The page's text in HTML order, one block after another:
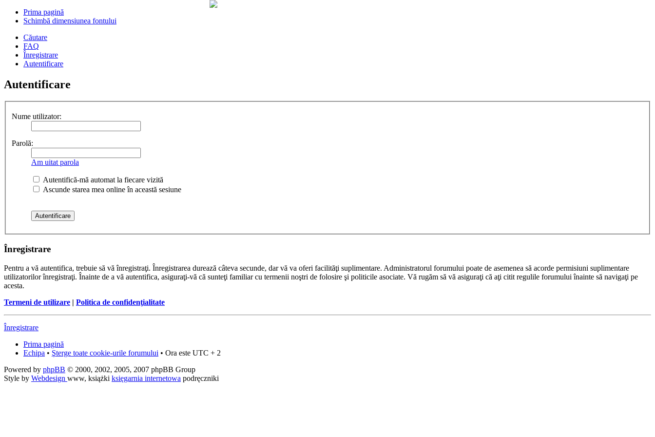
Prima pagină
Schimbă dimensiunea fontului
Căutare
FAQ
Înregistrare
Autentificare
Autentificare
Nume utilizator:
Parolă:
Am uitat parola
Autentifică-mă automat la fiecare vizită
Ascunde starea mea online în această sesiune
Înregistrare
Pentru a vă autentifica, trebuie să vă înregistraţi. Înregistrarea durează câteva secunde, dar vă va oferi facilităţi suplimentare. Administratorul forumului poate de asemenea să acorde permisiuni suplimentare
utilizatorilor înregistraţi. Înainte de a vă autentifica, asiguraţi-vă că sunteţi familiar cu termenii noştri de folosire şi politicile asociate. Vă rugăm să vă asiguraţi că aţi citit regulile forumului înainte să navigaţi pe
acesta.
Termeni de utilizare | Politica de confidenţialitate
Înregistrare
Prima pagină
Echipa • Şterge toate cookie-urile forumului • Ora este UTC + 2
Powered by phpBB © 2000, 2002, 2005, 2007 phpBB Group
Style by Webdesign www, książki księgarnia internetowa podręczniki